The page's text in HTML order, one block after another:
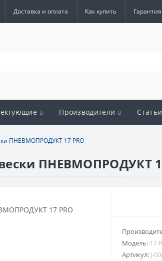
Доставка и оплата Как купить Гарантия
Производители
ПНЕВМОПРОДУКТ 17 PRO
ПНЕВМОПРОДУКТ
Модель: 17-
Артикул: J-